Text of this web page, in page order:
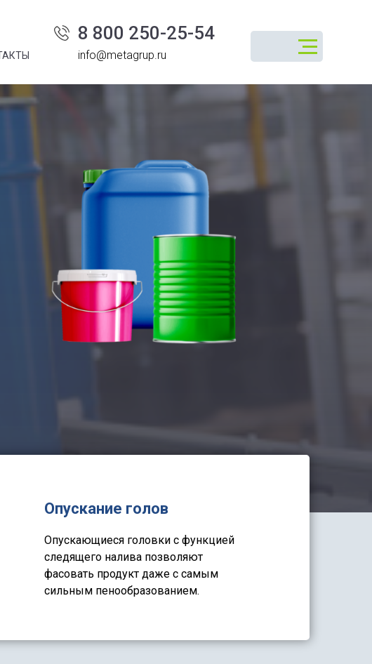
8 800 250-25-54
info@metagrup.ru
Опускающиеся головки с функцией
следящего налива позволяют
фасовать продукт даже с самым
сильным пенообразованием.
Опускание голов